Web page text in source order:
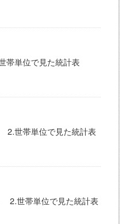
帯単位で見た統計表
2.世帯単位で見た統計表
2.世帯単位で見た統計表